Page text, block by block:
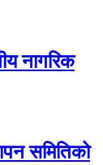
नागरिक
समितिको